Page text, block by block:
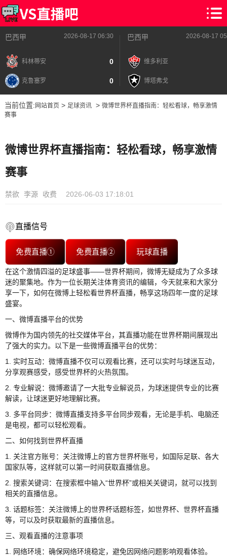
巴西甲 2026-08-17 06:30
科林蒂安 0
克鲁塞罗 0
巴西甲 2026-08-17
维多利亚
博塔弗戈
当前位置: 网站首页> 足球资讯> 微博世界杯直播指南：轻松看球，畅享激情
赛事
微博世界杯直播指南：轻松看球，畅享激情
赛事
禁欲 李源 收费 2026-06-03 17:18:01
直播信号
免费直播① 免费直播② 玩球直播
在这个激情四溢的足球盛事——世界杯期间，微博无疑成为了众多球
迷的聚集地。作为一位长期关注体育资讯的编辑，今天就来和大家分
享一下，如何在微博上轻松看世界杯直播，畅享这场四年一度的足球
盛宴。
一、微博直播平台的优势
微博作为国内领先的社交媒体平台，其直播功能在世界杯期间展现出
了强大的实力。以下是一些微博直播平台的优势：
1. 实时互动：微博直播不仅可以观看比赛，还可以实时与球迷互动，
分享观赛感受，感受世界杯的火热氛围。
2. 专业解说：微博邀请了一大批专业解说员，为球迷提供专业的比赛
解读，让球迷更好地理解比赛。
3. 多平台同步：微博直播支持多平台同步观看，无论是手机、电脑还
是电视，都可以轻松观看。
二、如何找到世界杯直播
1. 关注官方账号：关注微博上的官方世界杯账号，如国际足联、各大
国家队等，这样就可以第一时间获取直播信息。
2. 搜索关键词：在搜索框中输入“世界杯”或相关关键词，就可以找到
相关的直播信息。
3. 话题标签：关注微博上的世界杯话题标签，如世界杯、世界杯直播
等，可以及时获取最新的直播信息。
三、观看直播的注意事项
1. 网络环境：确保网络环境稳定，避免因网络问题影响观看体验。